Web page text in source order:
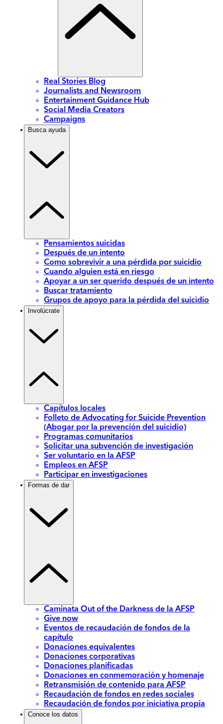
Real Stories Blog
Journalists and Newsroom
Entertainment Guidance Hub
Social Media Creators
Campaigns
Busca ayuda
Pensamientos suicidas
Después de un intento
Como sobrevivir a una pérdida por suicidio
Cuando alguien está en riesgo
Apoyar a un ser querido después de un intento
Buscar tratamiento
Grupos de apoyo para la pérdida del suicidio
Involúcrate
Capítulos locales
Folleto de Advocating for Suicide Prevention
(Abogar por la prevención del suicidio)
Programas comunitarios
Solicitar una subvención de investigación
Ser voluntario en la AFSP
Empleos en AFSP
Participar en investigaciones
Formas de dar
Caminata Out of the Darkness de la AFSP
Give now
Eventos de recaudación de fondos de la
capítulo
Donaciones equivalentes
Donaciones corporativas
Donaciones planificadas
Donaciones en conmemoración y homenaje
Retransmisión de contenido para AFSP
Recaudación de fondos en redes sociales
Recaudación de fondos por iniciativa propia
Conoce los datos